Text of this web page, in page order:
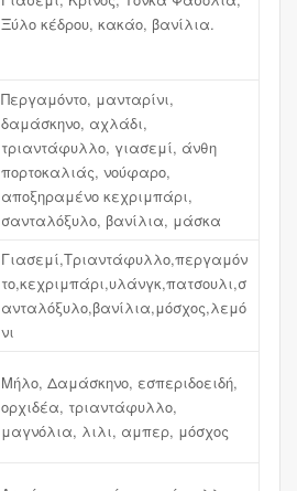
Ξύλο κέδρου, κακάο, βανίλια.
Περγαμόντο, μανταρίνι,
δαμάσκηνο, αχλάδι,
τριαντάφυλλο, γιασεμί, άνθη
πορτοκαλιάς, νούφαρο,
αποξηραμένο κεχριμπάρι,
σανταλόξυλο, βανίλια, μάσκα
Γιασεμί,Τριαντάφυλλο,περγαμόν
το,κεχριμπάρι,υλάνγκ,πατσουλι,σ
ανταλόξυλο,βανίλια,μόσχος,λεμό
νι
Μήλο, Δαμάσκηνο, εσπεριδοειδή,
ορχιδέα, τριαντάφυλλο,
μαγνόλια, λιλι, αμπερ, μόσχος